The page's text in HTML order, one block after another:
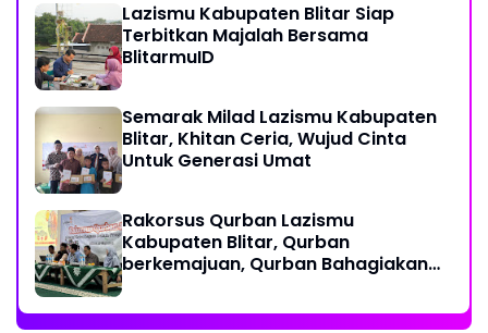
Lazismu Kabupaten Blitar Siap
Terbitkan Majalah Bersama
BlitarmuID
Semarak Milad Lazismu Kabupaten
Blitar, Khitan Ceria, Wujud Cinta
Untuk Generasi Umat
‎Rakorsus Qurban Lazismu
Kabupaten Blitar, Qurban
berkemajuan, Qurban Bahagiakan